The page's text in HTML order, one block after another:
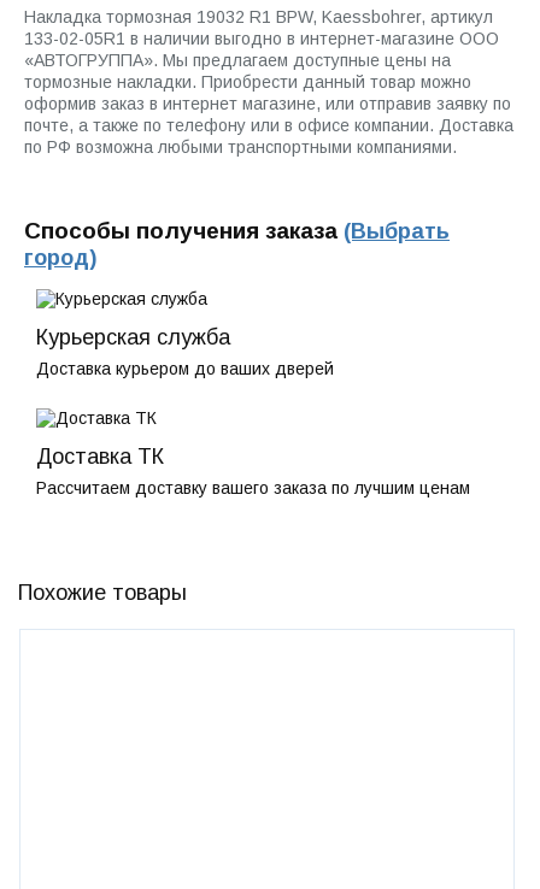
Накладка тормозная 19032 R1 BPW, Kaessbohrer, артикул
133-02-05R1 в наличии выгодно в интернет-магазине ООО
«АВТОГРУППА». Мы предлагаем доступные цены на
тормозные накладки. Приобрести данный товар можно
оформив заказ в интернет магазине, или отправив заявку по
почте, а также по телефону или в офисе компании. Доставка
по РФ возможна любыми транспортными компаниями.
Способы получения заказа (Выбрать
город)
Курьерская служба
Доставка курьером до ваших дверей
Доставка ТК
Рассчитаем доставку вашего заказа по лучшим ценам
Похожие товары